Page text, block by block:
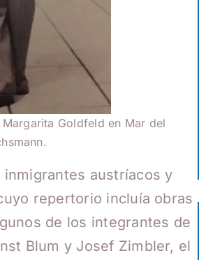
Goldfeld en Mar del
austríacos y
repertorio incluía obras
de los integrantes de
Blum y Josef Zimbler, el